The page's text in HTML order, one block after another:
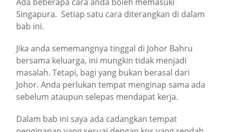
Singapura. Setiap satu cara diterangkan di dalam
bab ini.
Jika anda sememangnya tinggal di Johor Bahru
bersama keluarga, ini mungkin tidak menjadi
masalah. Tetapi, bagi yang bukan berasal dari
Johor. Anda perlukan tempat menginap sama ada
sebelum ataupun selepas mendapat kerja.
Dalam bab ini saya ada cadangkan tempat